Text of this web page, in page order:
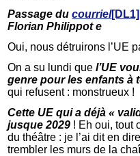
Passage ducourriel[DL1]
Florian Philippot e
Oui, nous détruirons l’UE
On a su lundi quel’UE
genre pour les enfants à
qui refusent : monstrueux !
Cette UE qui a déjà «
jusque 2029 ! Eh oui, tout
du théâtre : je l’ai dit en
trembler les murs de la